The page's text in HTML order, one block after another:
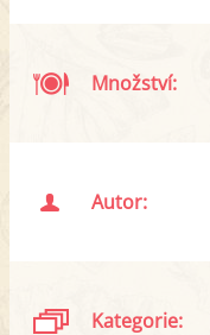
Množství:
Autor:
Kategorie: